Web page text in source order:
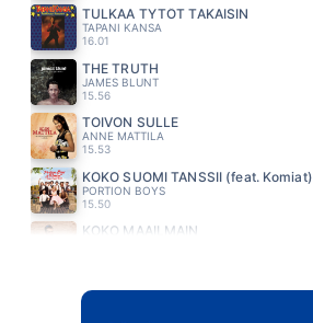
TULKAA TYTÖT TAKAISIN
TAPANI KANSA
16.01
THE TRUTH
JAMES BLUNT
15.56
TOIVON SULLE
ANNE MATTILA
15.53
KOKO SUOMI TANSSII (feat. Komiat)
PORTION BOYS
15.50
KOKO MAAILMAIN
BILLY OCEAN